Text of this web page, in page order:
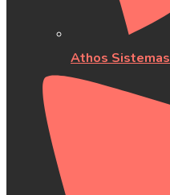
Athos Sistemas